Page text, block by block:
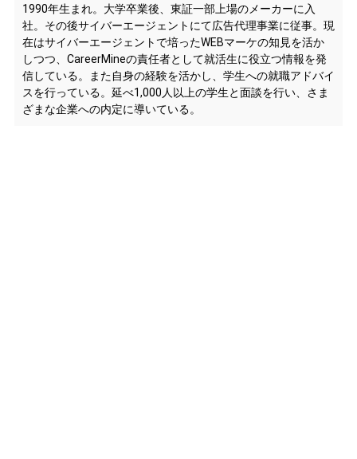
1990年生まれ。大学卒業後、東証一部上場のメーカーに入
社。その後サイバーエージェントにて広告代理事業に従事。現
在はサイバーエージェントで培ったWEBマーケの知見を活か
しつつ、CareerMineの責任者として就活生に役立つ情報を発
信している。また自身の経験を活かし、学生への就職アドバイ
スを行っている。延べ1,000人以上の学生と面談を行い、さま
ざまな企業への内定に導いている。